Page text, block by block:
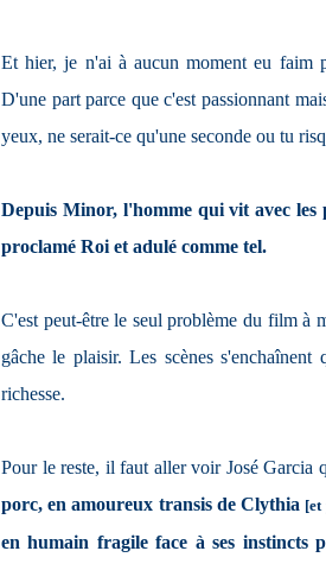
Et hier, je n'ai à aucun moment eu faim
D'une part parce que c'est passionnant
yeux, ne serait-ce qu'une seconde ou tu
Depuis Minor, l'homme qui vit avec
proclamé Roi et adulé comme tel.
C'est peut-être le seul problème du film à
gâche le plaisir. Les scènes
richesse.
Pour le reste, il faut aller voir José Garcia
porc, en amoureux transis de Clythia [et
en humain fragile face à ses instincts